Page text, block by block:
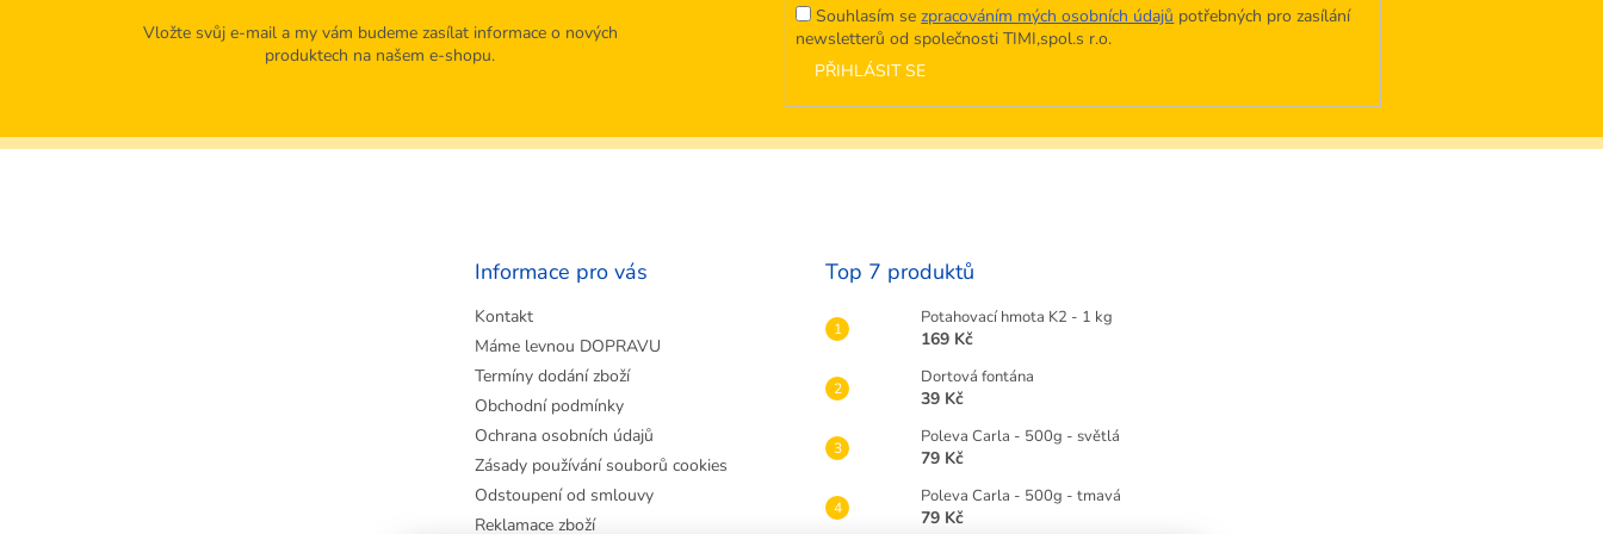
Vložte svůj e-mail a my vám budeme zasílat informace o nových
produktech na našem e-shopu.
Souhlasím sezpracováním mých osobních údajů potřebných pro zasílání
newsletterů od společnosti TIMI,spol.s r.o.
PŘIHLÁSIT SE
Z
Informace pro vás
Kontakt
Máme levnou DOPRAVU
Termíny dodání zboží
Obchodní podmínky
Ochrana osobních údajů
Zásady používání souborů cookies
Odstoupení od smlouvy
Reklamace zboží
Top 7 produktů
Potahovací hmota K2 - 1 kg
169 Kč
Dortová fontána
39 Kč
Poleva Carla - 500g - světlá
79 Kč
Poleva Carla - 500g - tmavá
79 Kč